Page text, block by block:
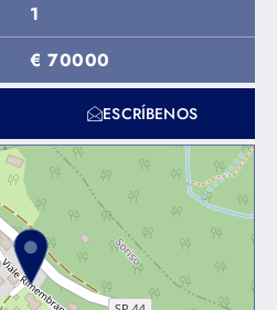
1
€ 70000
ESCRÍBENOS